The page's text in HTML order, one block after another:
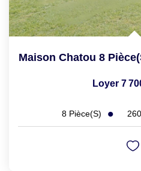
Maison Chatou 8
Loyer 7
8 Pièce(s) 260